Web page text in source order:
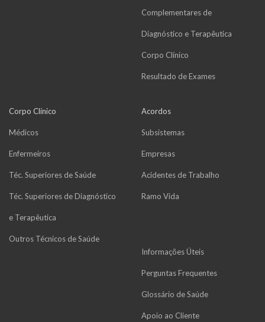
Complementares de
Diagnóstico e Terapêutica
Corpo Clínico
Resultado de Exames
Corpo Clínico
Médicos
Enfermeiros
Téc. Superiores de Saúde
Téc. Superiores de Diagnóstico
e Terapêutica
Outros Técnicos de Saúde
Acordos
Subsistemas
Empresas
Acidentes de Trabalho
Ramo Vida
Informações Úteis
Perguntas Frequentes
Glossário de Saúde
Apoio ao Cliente